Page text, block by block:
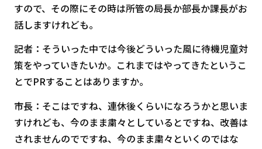
すので、その際にその時は所管の局長か部長か課長がお
話しますけれども。
記者：そういった中では今後どういった風に待機児童対
策をやっていきたいか。これまではやってきたというこ
とでPRすることはありますか。
市長：そこはですね、連休後くらいになろうかと思いま
すけれども、今のまま粛々としているとですね、改善は
されませんのでですね、今のまま粛々といくのではな